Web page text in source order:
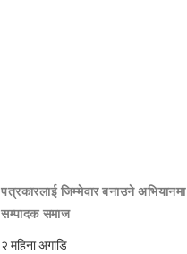
पत्रकारलाई जिम्मेवार बनाउने अभियानमा
सम्पादक समाज
२ महिना अगाडि